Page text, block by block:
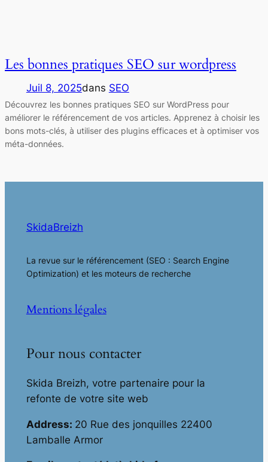
Les bonnes pratiques SEO sur wordpress
Juil 8, 2025dans SEO
Découvrez les bonnes pratiques SEO sur WordPress pour
améliorer le référencement de vos articles. Apprenez à choisir les
bons mots-clés, à utiliser des plugins efficaces et à optimiser vos
méta-données.
SkidaBreizh
La revue sur le référencement (SEO : Search Engine
Optimization) et les moteurs de recherche
Mentions légales
Pour nous contacter
Skida Breizh, votre partenaire pour la
refonte de votre site web
Address: 20 Rue des jonquilles 22400
Lamballe Armor